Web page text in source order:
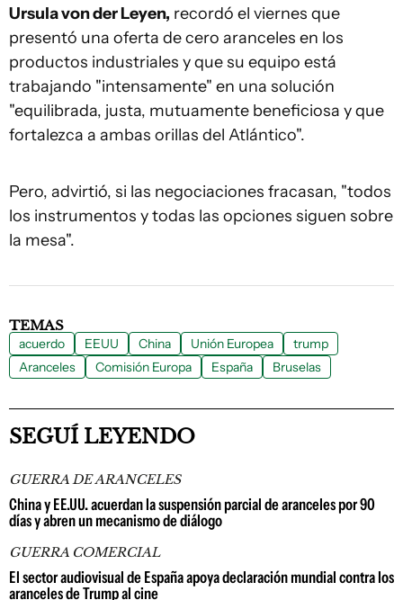
Ursula von der Leyen, recordó el viernes que
presentó una oferta de cero aranceles en los
productos industriales y que su equipo está
trabajando "intensamente" en una solución
"equilibrada, justa, mutuamente beneficiosa y que
fortalezca a ambas orillas del Atlántico".
Pero, advirtió, si las negociaciones fracasan, "todos
los instrumentos y todas las opciones siguen sobre
la mesa".
TEMAS
acuerdo EEUU China Unión Europea
trump
Aranceles
Comisión Europa España Bruselas
SEGUÍ LEYENDO
GUERRA DE ARANCELES
China y EE.UU. acuerdan la suspensión parcial de aranceles por 90
días y abren un mecanismo de diálogo
GUERRA COMERCIAL
El sector audiovisual de España apoya declaración mundial contra los
aranceles de Trump al cine